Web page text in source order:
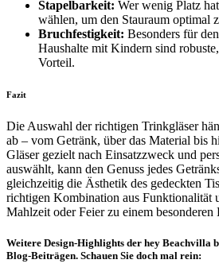
Stapelbarkeit: Wer wenig Platz
wählen, um den Stauraum optimal
Bruchfestigkeit: Besonders für
Haushalte mit Kindern sind
Vorteil.
Fazit
Die Auswahl der richtigen Trinkgläser
ab – vom Getränk, über das Material bis
Gläser gezielt nach Einsatzzweck und
auswählt, kann den Genuss jedes
gleichzeitig die Ästhetik des gedeckten
richtigen Kombination aus Funktionalität
Mahlzeit oder Feier zu einem besonderen
Weitere Design-Highlights der hey Beachvilla
Blog-Beiträgen. Schauen Sie doch mal rein: